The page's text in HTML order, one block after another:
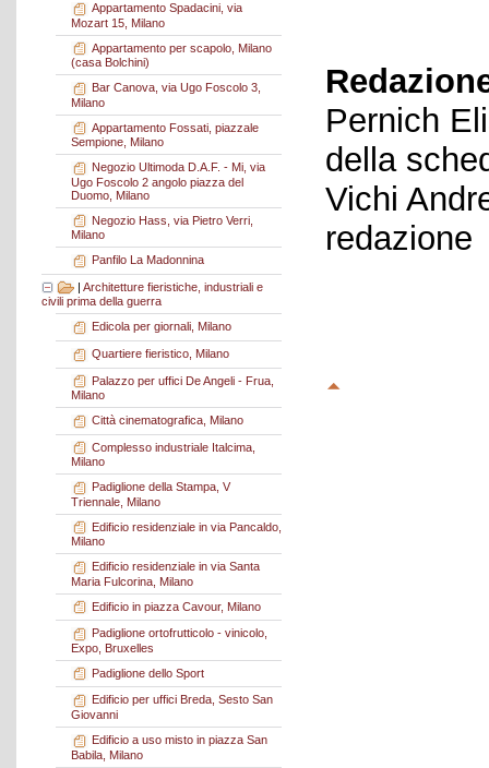
Appartamento Spadacini, via
Mozart 15, Milano
Appartamento per scapolo, Milano
(casa Bolchini)
Bar Canova, via Ugo Foscolo 3,
Milano
Appartamento Fossati, piazzale
Sempione, Milano
Negozio Ultimoda D.A.F. - Mi, via
Ugo Foscolo 2 angolo piazza del
Duomo, Milano
Negozio Hass, via Pietro Verri,
Milano
Panfilo La Madonnina
| Architetture fieristiche, industriali e
civili prima della guerra
Edicola per giornali, Milano
Quartiere fieristico, Milano
Palazzo per uffici De Angeli - Frua,
Milano
Città cinematografica, Milano
Complesso industriale Italcima,
Milano
Padiglione della Stampa, V
Triennale, Milano
Edificio residenziale in via Pancaldo,
Milano
Edificio residenziale in via Santa
Maria Fulcorina, Milano
Edificio in piazza Cavour, Milano
Padiglione ortofrutticolo - vinicolo,
Expo, Bruxelles
Padiglione dello Sport
Edificio per uffici Breda, Sesto San
Giovanni
Edificio a uso misto in piazza San
Babila, Milano
Pernich
della
Vichi
redazione